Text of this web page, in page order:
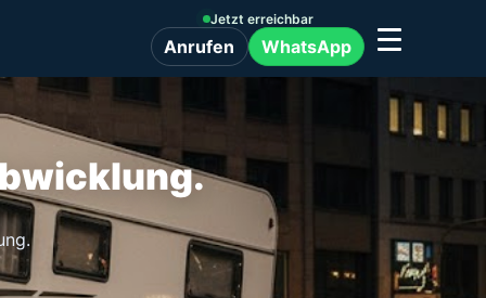
Jetzt erreichbar
Anrufen WhatsApp